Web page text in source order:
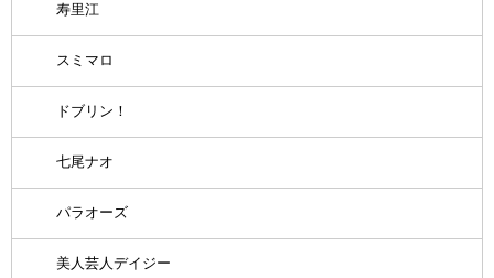
寿里江
スミマロ
ドブリン！
七尾ナオ
パラオーズ
美人芸人デイジー